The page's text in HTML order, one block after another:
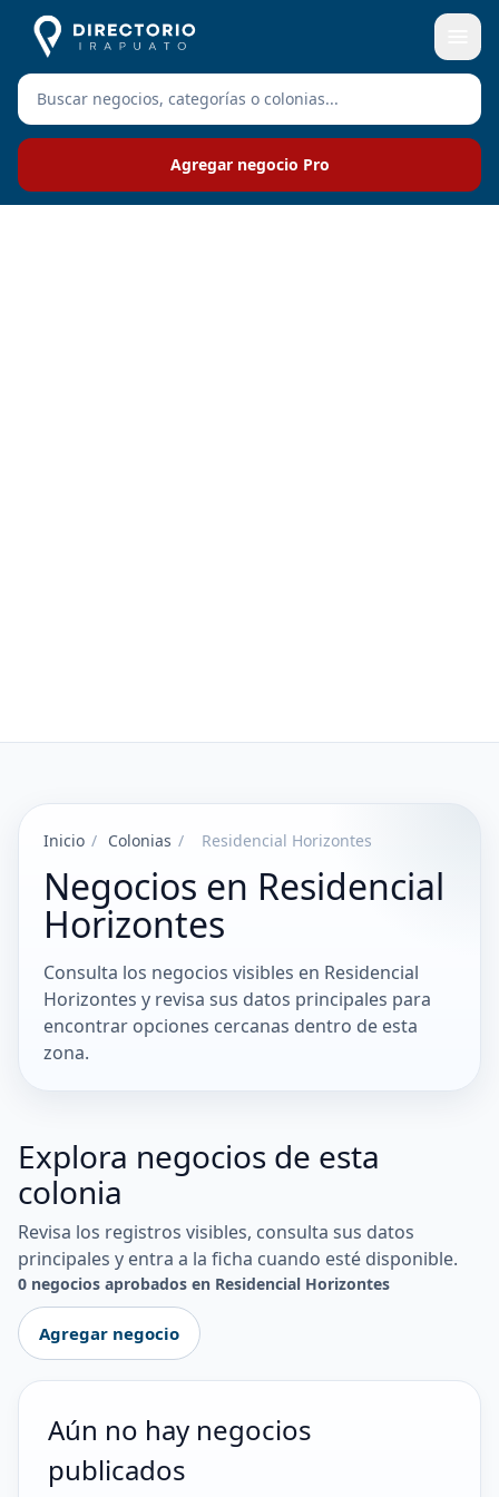
Agregar negocio Pro
Inicio / Colonias / Residencial Horizontes
Negocios en Residencial
Horizontes
Consulta los negocios visibles en Residencial
Horizontes y revisa sus datos principales para
encontrar opciones cercanas dentro de esta
zona.
Explora negocios de esta
colonia
Revisa los registros visibles, consulta sus datos
principales y entra a la ficha cuando esté disponible.
0 negocios aprobados en Residencial Horizontes
Agregar negocio
Aún no hay negocios
publicados